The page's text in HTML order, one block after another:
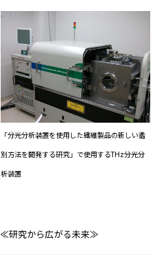
「分光分析装置を使用した繊維製品の新しい鑑
別方法を開発する研究」で使用するTHz分光分
析装置
≪研究から広がる未来≫